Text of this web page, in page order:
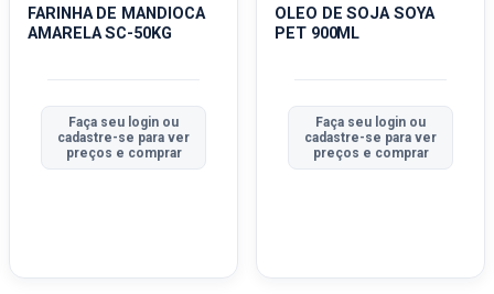
FARINHA DE MANDIOCA
AMARELA SC-50KG
Faça seu login ou
cadastre-se para ver
preços e comprar
OLEO DE SOJA SOYA
PET 900ML
Faça seu login ou
cadastre-se para ver
preços e comprar